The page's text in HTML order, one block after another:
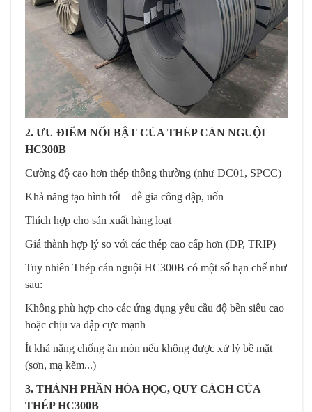
2. ƯU ĐIỂM NỔI BẬT CỦA THÉP CÁN NGUỘI
HC300B
Cường độ cao hơn thép thông thường (như DC01, SPCC)
Khả năng tạo hình tốt – dễ gia công dập, uốn
Thích hợp cho sản xuất hàng loạt
Giá thành hợp lý so với các thép cao cấp hơn (DP, TRIP)
Tuy nhiên Thép cán nguội HC300B có một số hạn chế như
sau:
Không phù hợp cho các ứng dụng yêu cầu độ bền siêu cao
hoặc chịu va đập cực mạnh
Ít khả năng chống ăn mòn nếu không được xử lý bề mặt
(sơn, mạ kẽm...)
3. THÀNH PHẦN HÓA HỌC, QUY CÁCH CỦA
THÉP HC300B